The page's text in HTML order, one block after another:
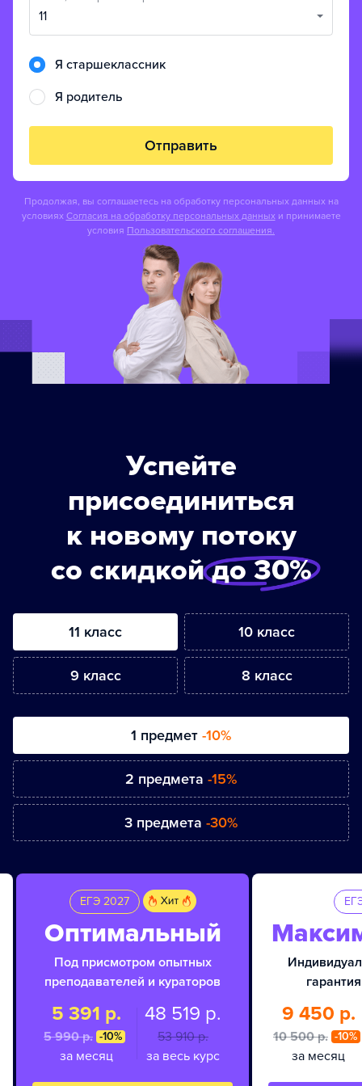
11
Я старшеклассник
Я родитель
Отправить
Продолжая, вы соглашаетесь на обработку персональных данных на
условиях Согласия на обработку персональных данных и принимаете
условия Пользовательского соглашения.
Успейте
присоединиться
к новому потоку
со скидкойдо 30%
11 класс 10 класс
9 класс 8 класс
1 предмет -10%
2 предмета -15%
3 предмета -30%
ЕГЭ 2027
Оптимальный
Под присмотром опытных
преподавателей и кураторов
5 391 р.
5 990 p. -10%
за месяц
48 519 р.
53 910 p.
за весь курс
9 450 р.
10 500 p. -10%
за месяц